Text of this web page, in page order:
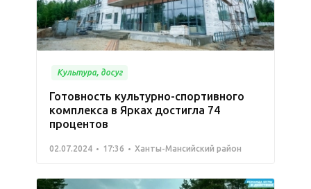
Культура, досуг
Готовность культурно-спортивного
комплекса в Ярках достигла 74
процентов
02.07.2024 17:36 Ханты-Мансийский район